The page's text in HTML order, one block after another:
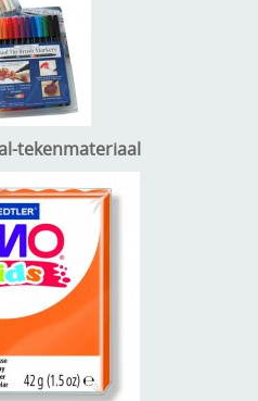
tekenmateriaal